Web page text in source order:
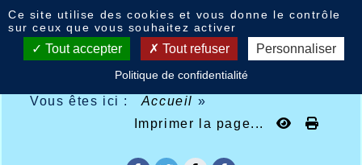
Vous êtes ici : Accueil »
Imprimer la page...
Ce site utilise des cookies et vous donne le contrôle
sur ceux que vous souhaitez activer
Tout accepter Tout refuser Personnaliser
Politique de confidentialité